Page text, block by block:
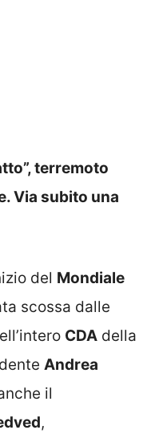
terremoto
Via subito una
del Mondiale
scossa dalle
CDA della
Andrea
il
,